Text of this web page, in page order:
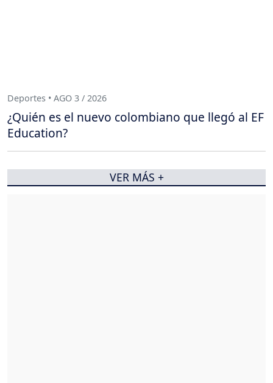
Deportes • AGO 3 / 2026
¿Quién es el nuevo colombiano que llegó al EF
Education?
VER MÁS +